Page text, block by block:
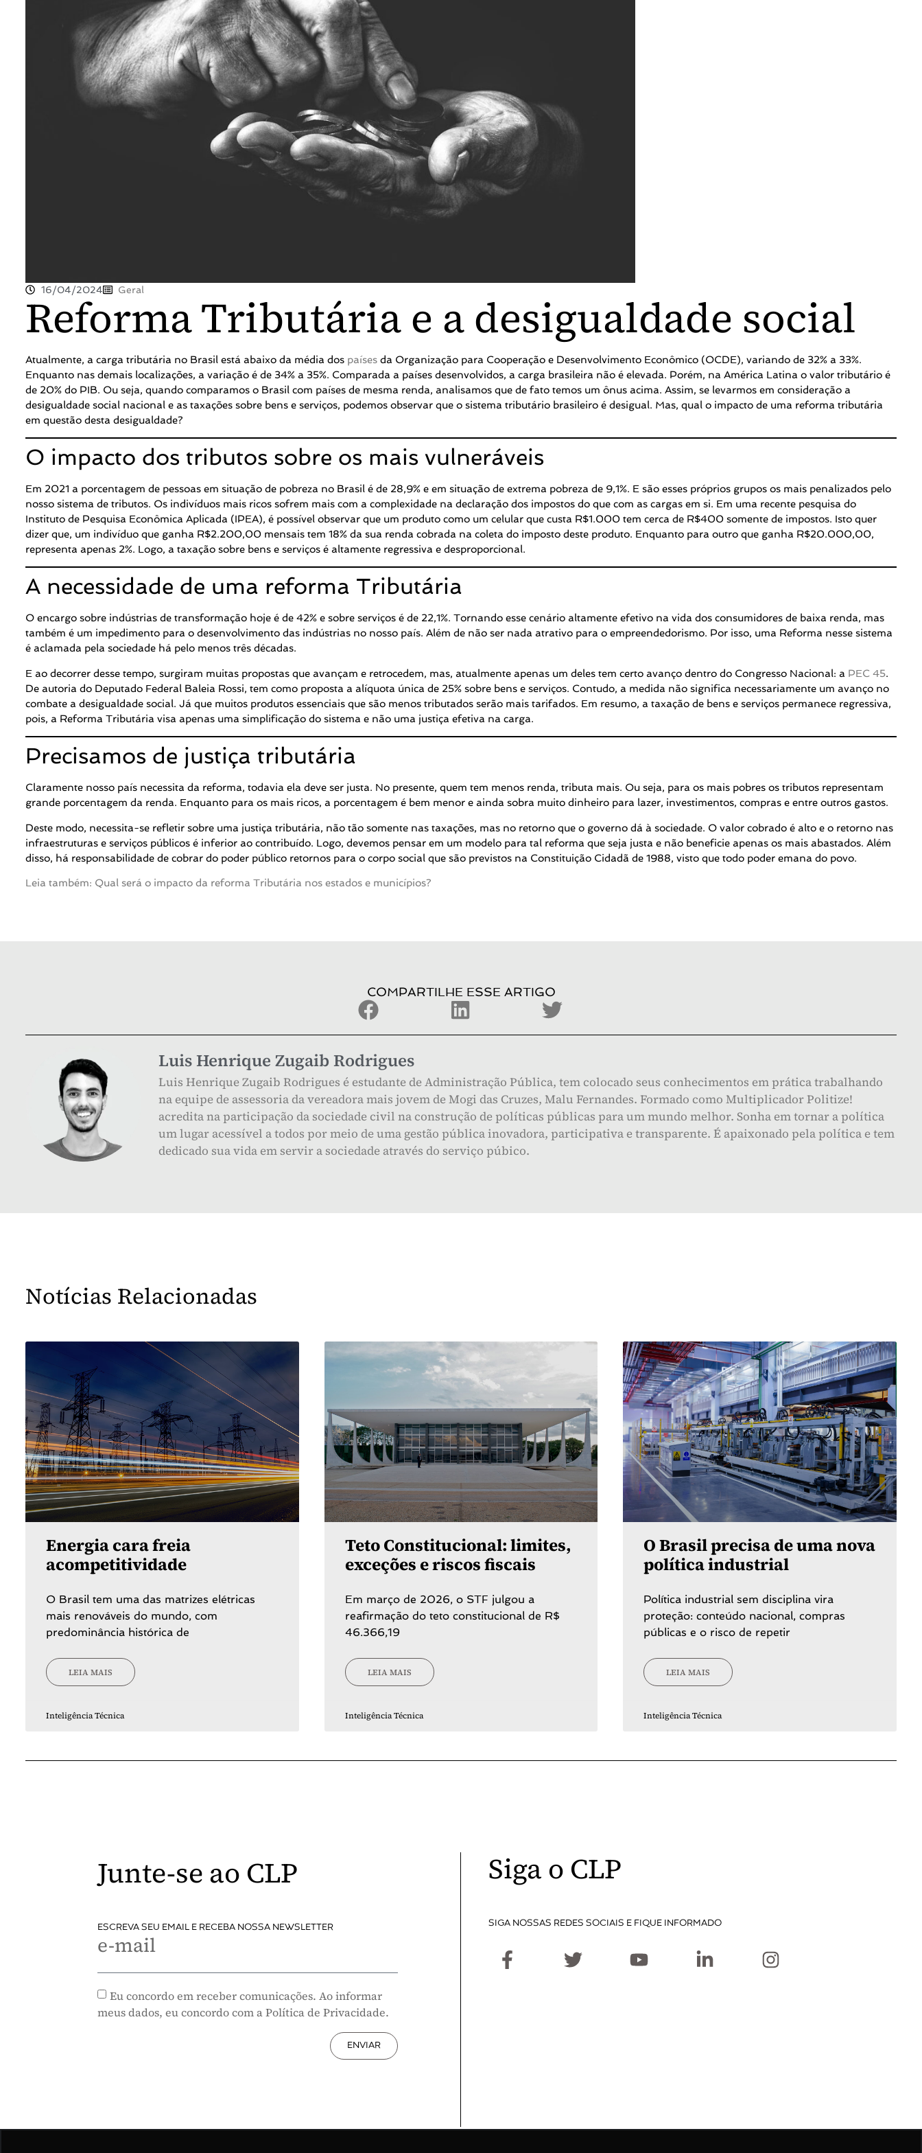
16/04/2024 Geral
Reforma Tributária e a desigualdade social
Atualmente, a carga tributária no Brasil está abaixo da média dos países da Organização para Cooperação e Desenvolvimento Econômico (OCDE), variando de 32% a 33%.
Enquanto nas demais localizações, a variação é de 34% a 35%. Comparada a países desenvolvidos, a carga brasileira não é elevada. Porém, na América Latina o valor tributário é
de 20% do PIB. Ou seja, quando comparamos o Brasil com países de mesma renda, analisamos que de fato temos um ônus acima. Assim, se levarmos em consideração a
desigualdade social nacional e as taxações sobre bens e serviços, podemos observar que o sistema tributário brasileiro é desigual. Mas, qual o impacto de uma reforma tributária
em questão desta desigualdade?
O impacto dos tributos sobre os mais vulneráveis
Em 2021 a porcentagem de pessoas em situação de pobreza no Brasil é de 28,9% e em situação de extrema pobreza de 9,1%. E são esses próprios grupos os mais penalizados pelo
nosso sistema de tributos. Os indivíduos mais ricos sofrem mais com a complexidade na declaração dos impostos do que com as cargas em si. Em uma recente pesquisa do
Instituto de Pesquisa Econômica Aplicada (IPEA), é possível observar que um produto como um celular que custa R$1.000 tem cerca de R$400 somente de impostos. Isto quer
dizer que, um indivíduo que ganha R$2.200,00 mensais tem 18% da sua renda cobrada na coleta do imposto deste produto. Enquanto para outro que ganha R$20.000,00,
representa apenas 2%. Logo, a taxação sobre bens e serviços é altamente regressiva e desproporcional.
A necessidade de uma reforma Tributária
O encargo sobre indústrias de transformação hoje é de 42% e sobre serviços é de 22,1%. Tornando esse cenário altamente efetivo na vida dos consumidores de baixa renda, mas
também é um impedimento para o desenvolvimento das indústrias no nosso país. Além de não ser nada atrativo para o empreendedorismo. Por isso, uma Reforma nesse sistema
é aclamada pela sociedade há pelo menos três décadas.
E ao decorrer desse tempo, surgiram muitas propostas que avançam e retrocedem, mas, atualmente apenas um deles tem certo avanço dentro do Congresso Nacional: a PEC 45.
De autoria do Deputado Federal Baleia Rossi, tem como proposta a alíquota única de 25% sobre bens e serviços. Contudo, a medida não significa necessariamente um avanço no
combate a desigualdade social. Já que muitos produtos essenciais que são menos tributados serão mais tarifados. Em resumo, a taxação de bens e serviços permanece regressiva,
pois, a Reforma Tributária visa apenas uma simplificação do sistema e não uma justiça efetiva na carga.
Precisamos de justiça tributária
Claramente nosso país necessita da reforma, todavia ela deve ser justa. No presente, quem tem menos renda, tributa mais. Ou seja, para os mais pobres os tributos representam
grande porcentagem da renda. Enquanto para os mais ricos, a porcentagem é bem menor e ainda sobra muito dinheiro para lazer, investimentos, compras e entre outros gastos.
Deste modo, necessita-se refletir sobre uma justiça tributária, não tão somente nas taxações, mas no retorno que o governo dá à sociedade. O valor cobrado é alto e o retorno nas
infraestruturas e serviços públicos é inferior ao contribuído. Logo, devemos pensar em um modelo para tal reforma que seja justa e não beneficie apenas os mais abastados. Além
disso, há responsabilidade de cobrar do poder público retornos para o corpo social que são previstos na Constituição Cidadã de 1988, visto que todo poder emana do povo.
Leia também: Qual será o impacto da reforma Tributária nos estados e municípios?
COMPARTILHE ESSE ARTIGO
Luis Henrique Zugaib Rodrigues
Luis Henrique Zugaib Rodrigues é estudante de Administração Pública, tem colocado seus conhecimentos em prática trabalhando
na equipe de assessoria da vereadora mais jovem de Mogi das Cruzes, Malu Fernandes. Formado como Multiplicador Politize!
acredita na participação da sociedade civil na construção de políticas públicas para um mundo melhor. Sonha em tornar a política
um lugar acessível a todos por meio de uma gestão pública inovadora, participativa e transparente. É apaixonado pela política e tem
dedicado sua vida em servir a sociedade através do serviço púbico.
Notícias Relacionadas
Energia cara freia
acompetitividade
O Brasil tem uma das matrizes elétricas
mais renováveis do mundo, com
predominância histórica de
LEIA MAIS
Inteligência Técnica
Teto Constitucional: limites,
exceções e riscos fiscais
Em março de 2026, o STF julgou a
reafirmação do teto constitucional de R$
46.366,19
LEIA MAIS
Inteligência Técnica
O Brasil precisa de uma nova
política industrial
Política industrial sem disciplina vira
proteção: conteúdo nacional, compras
públicas e o risco de repetir
LEIA MAIS
Inteligência Técnica
Junte-se ao CLP
ESCREVA SEU EMAIL E RECEBA NOSSA NEWSLETTER
e-mail
Eu concordo em receber comunicações. Ao informar
meus dados, eu concordo com a Política de Privacidade.
ENVIAR
Siga o CLP
SIGA NOSSAS REDES SOCIAIS E FIQUE INFORMADO